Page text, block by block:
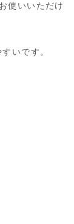
使いいただけ
いです。